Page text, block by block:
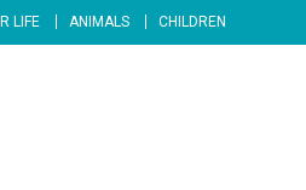
LIFE ANIMALS CHILDREN